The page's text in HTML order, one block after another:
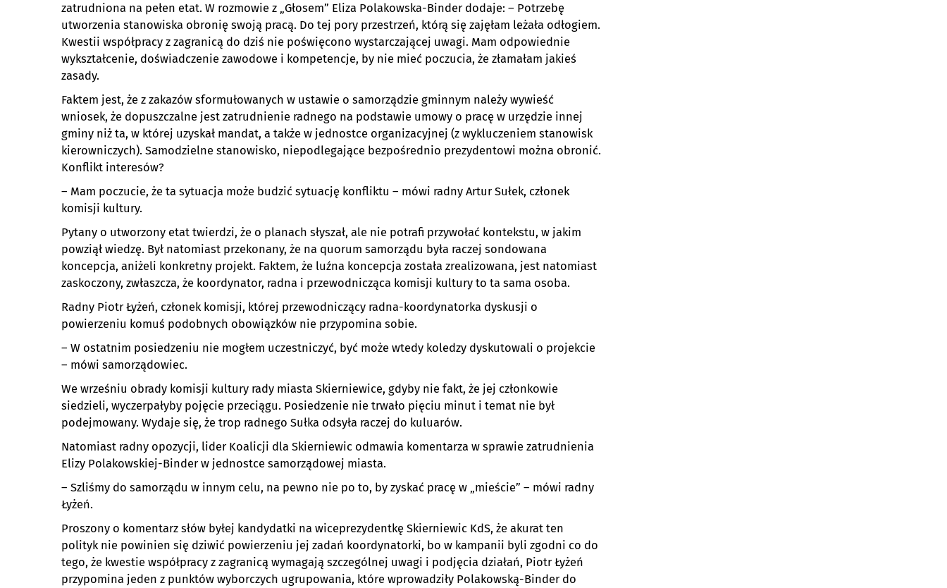
zatrudniona na pełen etat. W rozmowie z „Głosem” Eliza Polakowska-Binder dodaje: – Potrzebę
utworzenia stanowiska obronię swoją pracą. Do tej pory przestrzeń, którą się zajęłam leżała odłogiem.
Kwestii współpracy z zagranicą do dziś nie poświęcono wystarczającej uwagi. Mam odpowiednie
wykształcenie, doświadczenie zawodowe i kompetencje, by nie mieć poczucia, że złamałam jakieś
zasady.
Faktem jest, że z zakazów sformułowanych w ustawie o samorządzie gminnym należy wywieść
wniosek, że dopuszczalne jest zatrudnienie radnego na podstawie umowy o pracę w urzędzie innej
gminy niż ta, w której uzyskał mandat, a także w jednostce organizacyjnej (z wykluczeniem stanowisk
kierowniczych). Samodzielne stanowisko, niepodlegające bezpośrednio prezydentowi można obronić.
Konflikt interesów?
– Mam poczucie, że ta sytuacja może budzić sytuację konfliktu – mówi radny Artur Sułek, członek
komisji kultury.
Pytany o utworzony etat twierdzi, że o planach słyszał, ale nie potrafi przywołać kontekstu, w jakim
powziął wiedzę. Był natomiast przekonany, że na quorum samorządu była raczej sondowana
koncepcja, aniżeli konkretny projekt. Faktem, że luźna koncepcja została zrealizowana, jest natomiast
zaskoczony, zwłaszcza, że koordynator, radna i przewodnicząca komisji kultury to ta sama osoba.
Radny Piotr Łyżeń, członek komisji, której przewodniczący radna-koordynatorka dyskusji o
powierzeniu komuś podobnych obowiązków nie przypomina sobie.
– W ostatnim posiedzeniu nie mogłem uczestniczyć, być może wtedy koledzy dyskutowali o projekcie
– mówi samorządowiec.
We wrześniu obrady komisji kultury rady miasta Skierniewice, gdyby nie fakt, że jej członkowie
siedzieli, wyczerpałyby pojęcie przeciągu. Posiedzenie nie trwało pięciu minut i temat nie był
podejmowany. Wydaje się, że trop radnego Sułka odsyła raczej do kuluarów.
Natomiast radny opozycji, lider Koalicji dla Skierniewic odmawia komentarza w sprawie zatrudnienia
Elizy Polakowskiej-Binder w jednostce samorządowej miasta.
– Szliśmy do samorządu w innym celu, na pewno nie po to, by zyskać pracę w „mieście” – mówi radny
Łyżeń.
Proszony o komentarz słów byłej kandydatki na wiceprezydentkę Skierniewic KdS, że akurat ten
polityk nie powinien się dziwić powierzeniu jej zadań koordynatorki, bo w kampanii byli zgodni co do
tego, że kwestie współpracy z zagranicą wymagają szczególnej uwagi i podjęcia działań, Piotr Łyżeń
przypomina jeden z punktów wyborczych ugrupowania, które wprowadziły Polakowską-Binder do